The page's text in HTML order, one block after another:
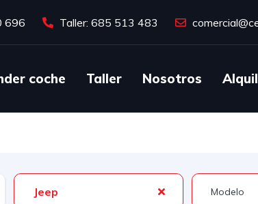
696 Taller: 685 513 483
coche Taller Nosotros
Jeep